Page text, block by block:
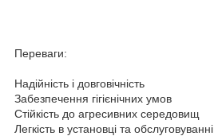
Переваги:
Надійність і довговічність
Забезпечення гігієнічних умов
Стійкість до агресивних середовищ
Легкість в установці та обслуговуванні